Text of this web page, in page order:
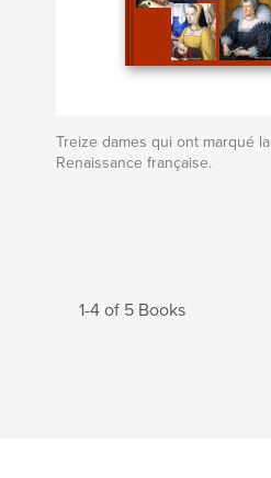
Treize dames qui ont marqué la
Renaissance française.
1-4 of 5 Books